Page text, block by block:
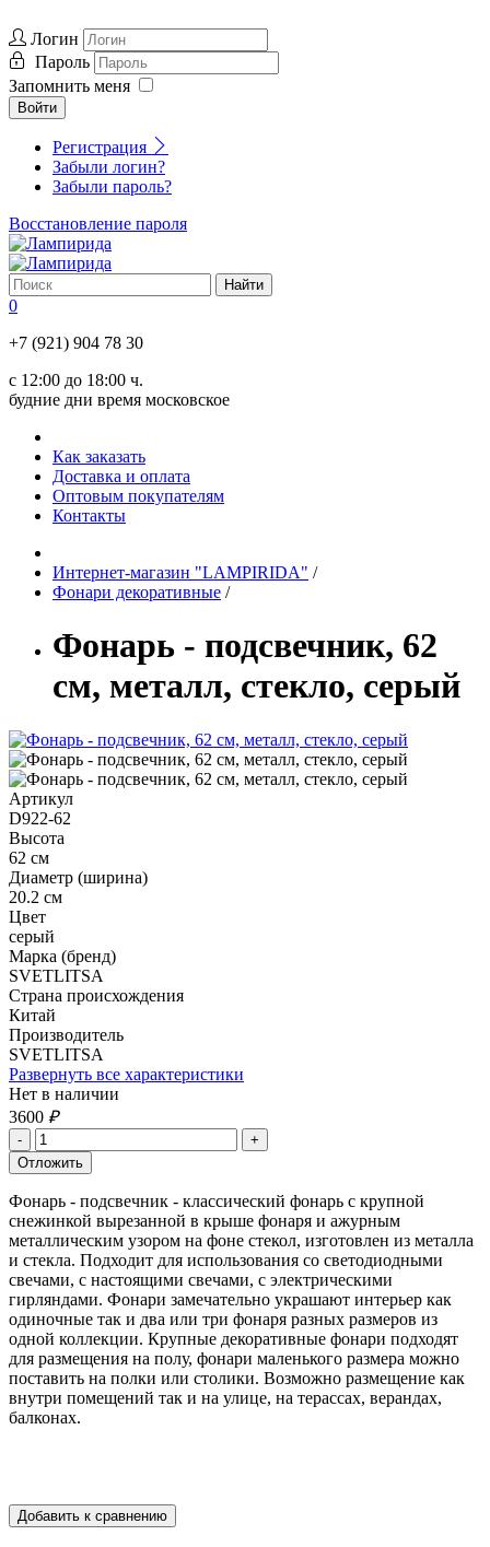
Логин
Пароль
Запомнить меня
Войти
Регистрация
Забыли логин?
Забыли пароль?
Восстановление пароля
0
+7 (921) 904 78 30
с 12:00 до 18:00 ч.
будние дни время московское
Как заказать
Доставка и оплата
Оптовым покупателям
Контакты
Интернет-магазин "LAMPIRIDA" /
Фонари декоративные /
Фонарь - подсвечник, 62
см, металл, стекло, серый
Артикул
D922-62
Высота
62 см
Диаметр (ширина)
20.2 см
Цвет
серый
Марка (бренд)
SVETLITSA
Страна происхождения
Китай
Производитель
SVETLITSA
Развернуть все характеристики
Нет в наличии
3600 ₽
Фонарь - подсвечник - классический фонарь с крупной
снежинкой вырезанной в крыше фонаря и ажурным
металлическим узором на фоне стекол, изготовлен из металла
и стекла. Подходит для использования со светодиодными
свечами, с настоящими свечами, с электрическими
гирляндами. Фонари замечательно украшают интерьер как
одиночные так и два или три фонаря разных размеров из
одной коллекции. Крупные декоративные фонари подходят
для размещения на полу, фонари маленького размера можно
поставить на полки или столики. Возможно размещение как
внутри помещений так и на улице, на терассах, верандах,
балконах.